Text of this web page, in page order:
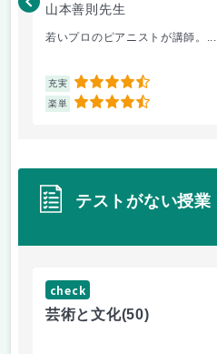
山本善則先生
若いプロのピアニストが講師。...
充実 4.5
楽単 4.5
テストがない授業
check
芸術と文化(50)